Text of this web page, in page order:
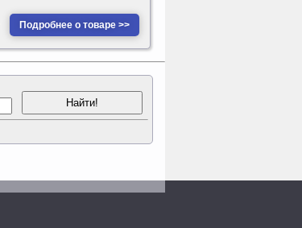
Подробнее о товаре >>